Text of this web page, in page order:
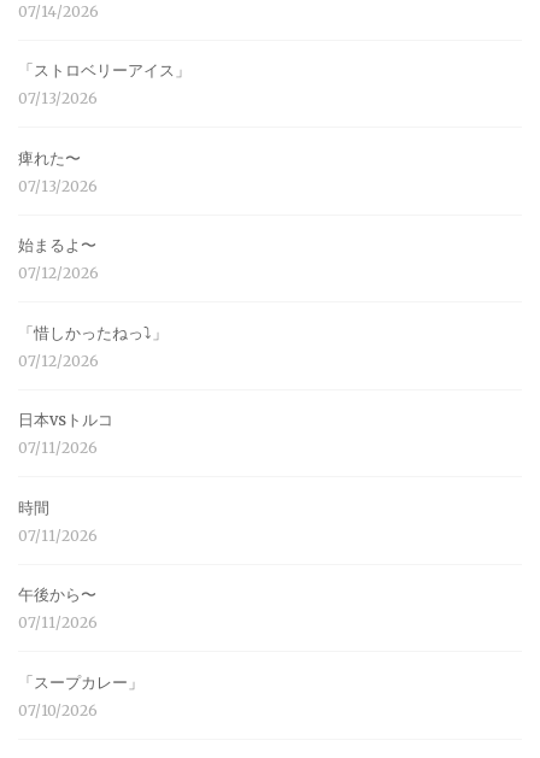
07/14/2026
「ストロベリーアイス」
07/13/2026
痺れた〜
07/13/2026
始まるよ〜
07/12/2026
「惜しかったねっ⤵︎」
07/12/2026
日本vsトルコ
07/11/2026
時間
07/11/2026
午後から〜
07/11/2026
「スープカレー」
07/10/2026